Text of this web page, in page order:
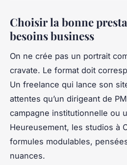
Choisir la bonne
besoins business
On ne crée pas un portrait
cravate. Le format doit
Un freelance qui lance son
attentes qu’un dirigeant de
campagne institutionnelle ou
Heureusement, les studios à
formules modulables,
nuances.